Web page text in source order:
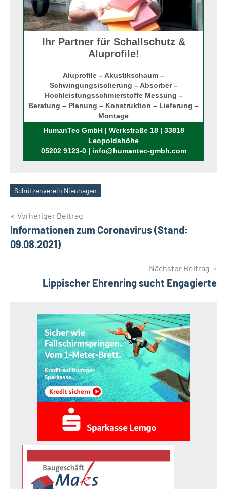
Ihr Partner für Schallschutz &
Aluprofile!
Aluprofile – Akustikschaum –
Schwingungsisolierung – Absorber –
Hochleistungsschmierstoffe Messung –
Beratung – Planung – Konstruktion – Lieferung –
Montage
Rufen Sie uns an!
HumanTec GmbH | Werkstraße 18 | 33818
Leopoldshöhe
05202 9123-0 | info@humantec-gmbh.com
Schlagwörter
Schützenverein Nienhagen
Beitragsnavigation
Vorheriger Beitrag
Informationen zum Coronavirus (Stand:
09.08.2021)
Nächster Beitrag
Lippischer Ehrenring sucht Engagierte